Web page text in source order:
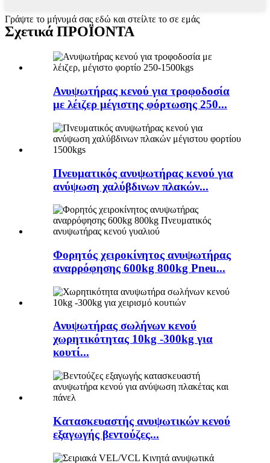
Γράψτε το μήνυμά σας εδώ και στείλτε το σε εμάς
Σχετικά ΠΡΟΪΟΝΤΑ
Ανυψωτήρας κενού για τροφοδοσία
με λέιζερ μέγιστης φόρτωσης 250...
Πνευματικός ανυψωτήρας κενού για
ανύψωση χαλύβδινων πλακών...
Φορητός χειροκίνητος ανυψωτήρας
αναρρόφησης 600kg 800kg Pneu...
Ανυψωτήρας σωλήνων κενού
χωρητικότητας 10kg -300kg για
κουτί...
Κατασκευαστής ανυψωτικών κενού
εξαγωγής βεντούζες...